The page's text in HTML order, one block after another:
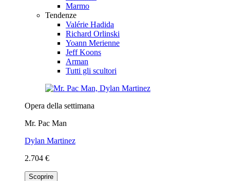
Marmo
Tendenze
Valérie Hadida
Richard Orlinski
Yoann Merienne
Jeff Koons
Arman
Tutti gli scultori
Opera della settimana
Mr. Pac Man
Dylan Martinez
2.704 €
Scoprire